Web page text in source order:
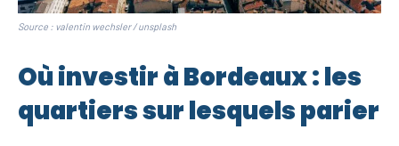
Source : valentin wechsler / unsplash
Où investir à Bordeaux : les
quartiers sur lesquels parier